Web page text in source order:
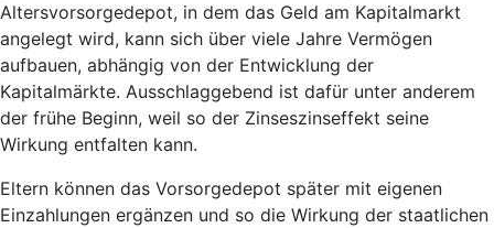
Altersvorsorgedepot, in dem das Geld am Kapitalmarkt
angelegt wird, kann sich über viele Jahre Vermögen
aufbauen, abhängig von der Entwicklung der
Kapitalmärkte. Ausschlaggebend ist dafür unter anderem
der frühe Beginn, weil so der Zinseszinseffekt seine
Wirkung entfalten kann.
Eltern können das Vorsorgedepot später mit eigenen
Einzahlungen ergänzen und so die Wirkung der staatlichen